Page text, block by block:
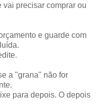
vai precisar comprar ou
e guarde com
a "grana" não for
para depois. O depois